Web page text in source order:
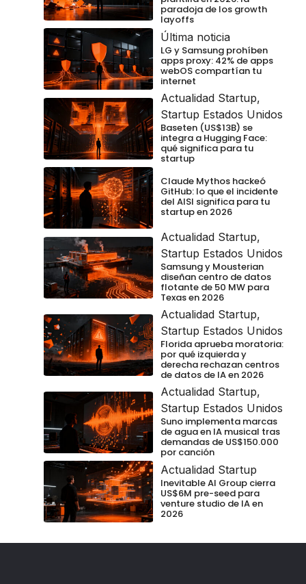
paradoja de los growth
layoffs
Última noticia
LG y Samsung prohíben
apps proxy: 42% de apps
webOS compartían tu
internet
Actualidad Startup,
Startup Estados Unidos
Baseten (US$13B) se
integra a Hugging Face:
qué significa para tu
startup
Claude Mythos hackeó
GitHub: lo que el incidente
del AISI significa para tu
startup en 2026
Actualidad Startup,
Startup Estados Unidos
Samsung y Mousterian
diseñan centro de datos
flotante de 50 MW para
Texas en 2026
Actualidad Startup,
Startup Estados Unidos
Florida aprueba moratoria:
por qué izquierda y
derecha rechazan centros
de datos de IA en 2026
Actualidad Startup,
Startup Estados Unidos
Suno implementa marcas
de agua en IA musical tras
demandas de US$150.000
por canción
Actualidad Startup
Inevitable AI Group cierra
US$6M pre-seed para
venture studio de IA en
2026